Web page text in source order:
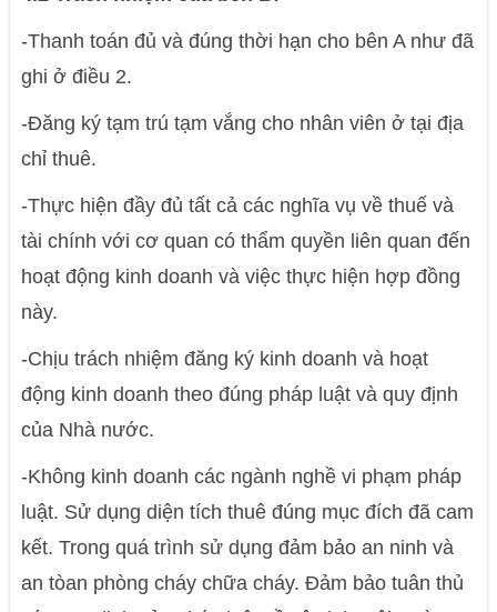
-Thanh toán đủ và đúng thời hạn cho bên A như đã
ghi ở điều 2.
-Đăng ký tạm trú tạm vắng cho nhân viên ở tại địa
chỉ thuê.
-Thực hiện đầy đủ tất cả các nghĩa vụ về thuế và
tài chính với cơ quan có thẩm quyền liên quan đến
hoạt động kinh doanh và việc thực hiện hợp đồng
này.
-Chịu trách nhiệm đăng ký kinh doanh và hoạt
động kinh doanh theo đúng pháp luật và quy định
của Nhà nước.
-Không kinh doanh các ngành nghề vi phạm pháp
luật. Sử dụng diện tích thuê đúng mục đích đã cam
kết. Trong quá trình sử dụng đảm bảo an ninh và
an tòan phòng cháy chữa cháy. Đảm bảo tuân thủ